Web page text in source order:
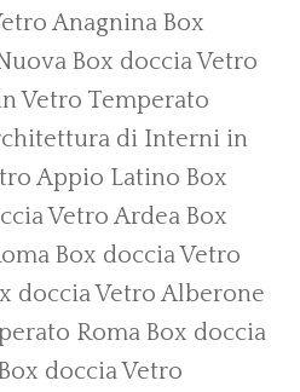
Anagnina Box
Box doccia Vetro
Vetro Temperato
di Interni in
Appio Latino Box
Vetro Ardea Box
Box doccia Vetro
doccia Vetro Alberone
Roma Box doccia
doccia Vetro